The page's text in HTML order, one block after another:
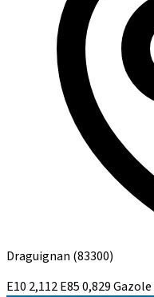
Draguignan (83300)
E10 2,112E850,829Gazole